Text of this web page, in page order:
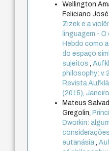
Wellington
Feliciano
Zizek e a
linguagem -
Hebdo como
do espaço
sujeitos,
philosophy: v.
Revista
(2015),
Mateus
Gregolin,
Dworkin:
eutanásia,